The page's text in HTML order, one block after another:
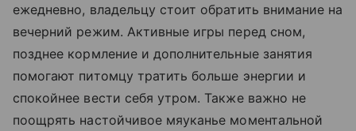
ежедневно, владельцу стоит обратить внимание на
вечерний режим. Активные игры перед сном,
позднее кормление и дополнительные занятия
помогают питомцу тратить больше энергии и
спокойнее вести себя утром. Также важно не
поощрять настойчивое мяуканье моментальной